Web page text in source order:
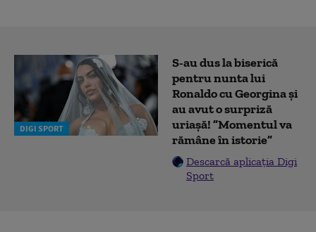
DIGI SPORT
S-au dus la biserică
pentru nunta lui
Ronaldo cu Georgina și
au avut o surpriză
uriașă! ”Momentul va
rămâne în istorie”
Descarcă aplicația Digi
Sport